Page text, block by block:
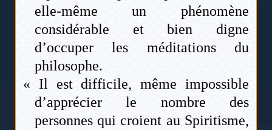
elle-même un phénomène
considérable et bien digne
d’occuper les méditations du
philosophe.
« Il est difficile, même impossible
d’apprécier le nombre des
personnes qui croient au Spiritisme,